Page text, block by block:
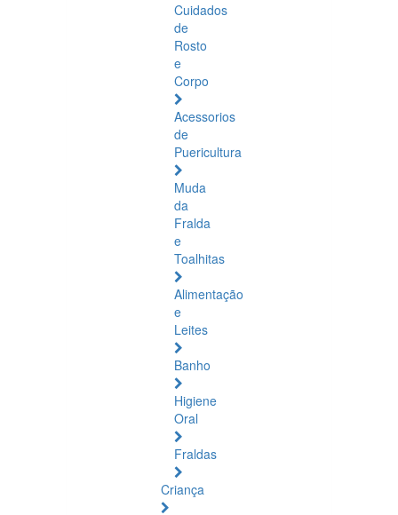
Cuidados
de
Rosto
e
Corpo
Acessorios
de
Puericultura
Muda
da
Fralda
e
Toalhitas
Alimentação
e
Leites
Banho
Higiene
Oral
Fraldas
Criança